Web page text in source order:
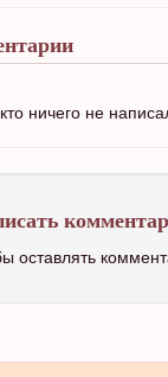
ничего не
оставлять